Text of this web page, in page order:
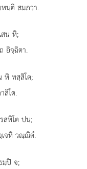
นฺติ สมฺภวา.
น หิ;
อิจฺฉิตา.
หิ ทสฺสิโต;
สิโต.
สหิโต ปน;
จหิ วณฺณิตํ.
มฺปิ จ;